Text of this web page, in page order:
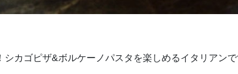
シカゴピザ&ボルケーノパスタを楽しめるイタリアンで